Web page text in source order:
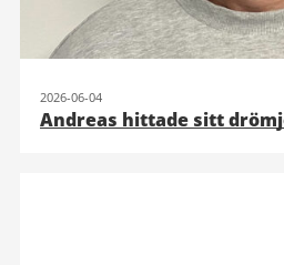
2026-06-04
Andreas hittade sitt